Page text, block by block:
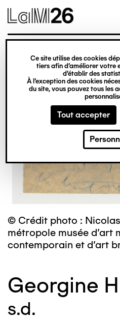
Gestion des cookies
Ce site utilise des cookies
tiers afin d’améliorer votre
d’établir des
À l’exception des cookies
du site, vous pouvez tous les
Tout accepter
contenu
© Crédit photo :
métropole musée d’art
contemporain et d’art
Georgine
s.d.